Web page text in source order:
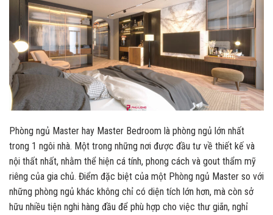
Phòng ngủ Master hay Master Bedroom là phòng ngủ lớn nhất
trong 1 ngôi nhà. Một trong những nơi được đầu tư về thiết kế và
nội thất nhất, nhằm thể hiện cá tính, phong cách và gout thẩm mỹ
riêng của gia chủ. Điểm đặc biệt của một Phòng ngủ Master so với
những phòng ngủ khác không chỉ có diện tích lớn hơn, mà còn sở
hữu nhiều tiện nghi hàng đầu để phù hợp cho việc thư giãn, nghỉ